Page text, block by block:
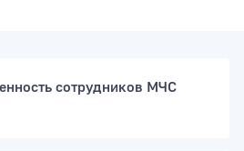
сотрудников МЧС